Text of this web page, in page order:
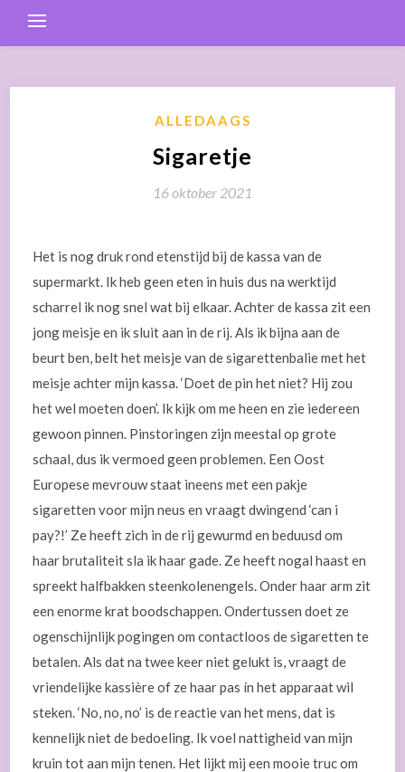
ALLEDAAGS
Sigaretje
16 oktober 2021
Het is nog druk rond etenstijd bij de kassa van de
supermarkt. Ik heb geen eten in huis dus na werktijd
scharrel ik nog snel wat bij elkaar. Achter de kassa zit een
jong meisje en ik sluit aan in de rij. Als ik bijna aan de
beurt ben, belt het meisje van de sigarettenbalie met het
meisje achter mijn kassa. ‘Doet de pin het niet? Hij zou
het wel moeten doen’. Ik kijk om me heen en zie iedereen
gewoon pinnen. Pinstoringen zijn meestal op grote
schaal, dus ik vermoed geen problemen. Een Oost
Europese mevrouw staat ineens met een pakje
sigaretten voor mijn neus en vraagt dwingend ‘can i
pay?!’ Ze heeft zich in de rij gewurmd en beduusd om
haar brutaliteit sla ik haar gade. Ze heeft nogal haast en
spreekt halfbakken steenkolenengels. Onder haar arm zit
een enorme krat boodschappen. Ondertussen doet ze
ogenschijnlijk pogingen om contactloos de sigaretten te
betalen. Als dat na twee keer niet gelukt is, vraagt de
vriendelijke kassière of ze haar pas ín het apparaat wil
steken. ‘No, no, no’ is de reactie van het mens, dat is
kennelijk niet de bedoeling. Ik voel nattigheid van mijn
kruin tot aan mijn tenen. Het lijkt mij een mooie truc om